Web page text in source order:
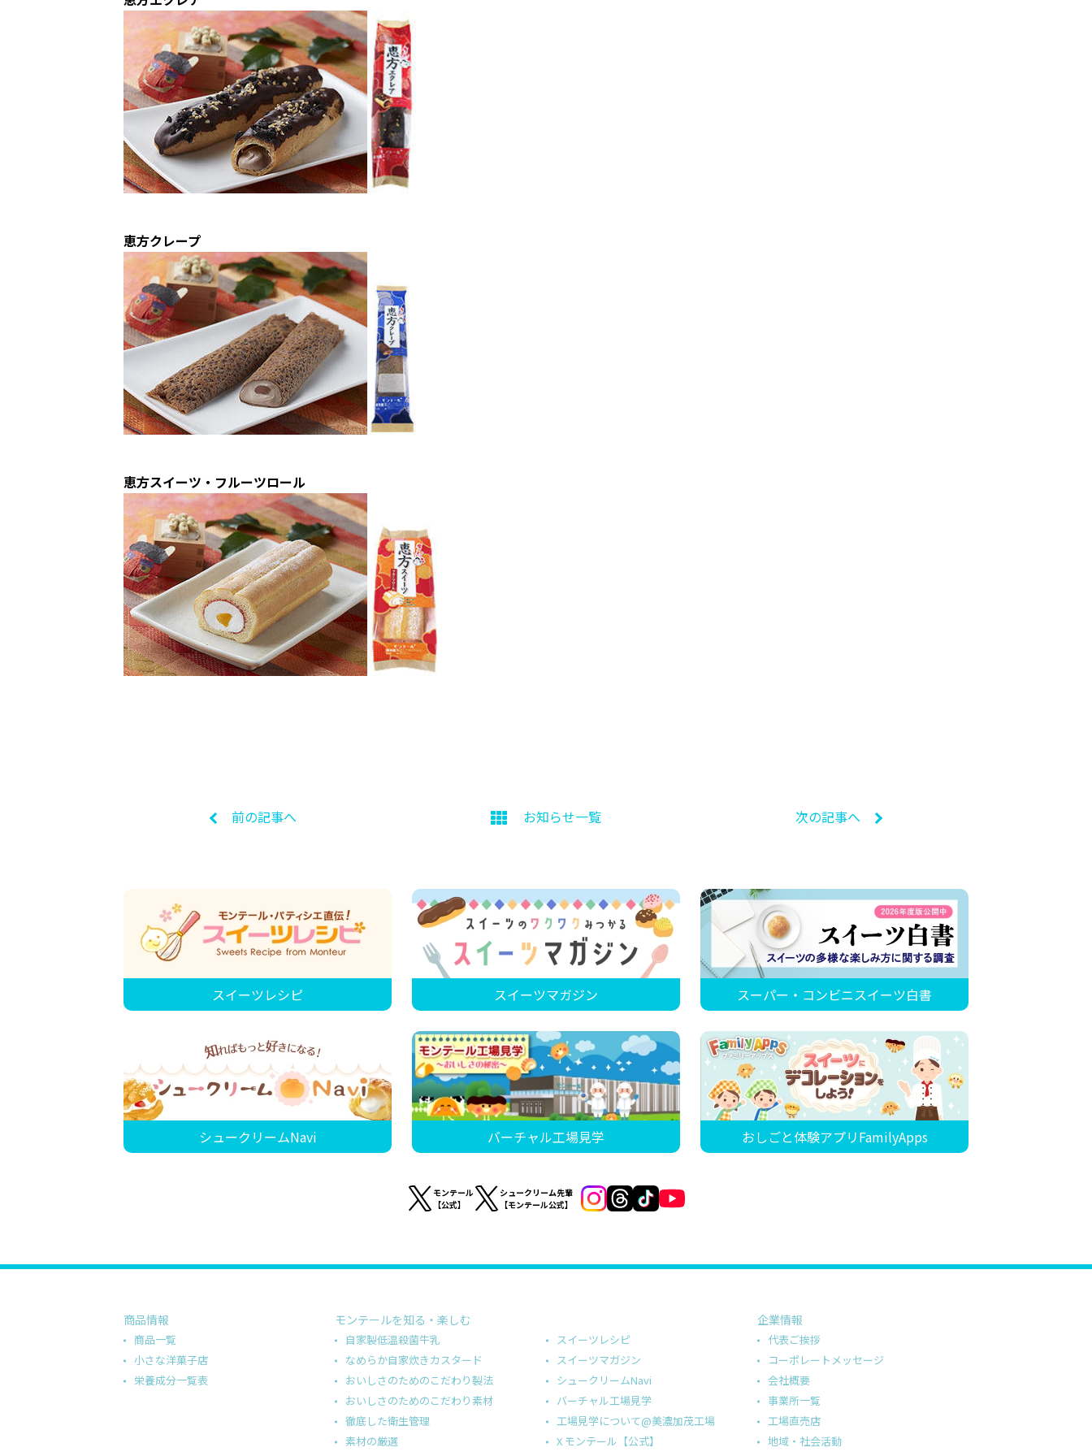
恵方クレープ
恵方スイーツ・フルーツロール
前の記事へ お知らせ一覧 次の記事へ
スイーツレシピ スイーツマガジン スーパー・コンビニスイーツ白書
シュークリームNavi バーチャル工場見学 おしごと体験アプリFamilyApps
モンテール
【公式】
シュークリーム先輩
【モンテール公式】
商品情報
商品一覧
小さな洋菓子店
栄養成分一覧表
モンテールを知る・楽しむ
自家製低温殺菌牛乳
なめらか自家炊きカスタード
おいしさのためのこだわり製法
おいしさのためのこだわり素材
徹底した衛生管理
素材の厳選
スイーツレシピ
スイーツマガジン
シュークリームNavi
バーチャル工場見学
工場見学について@美濃加茂工場
X モンテール【公式】
企業情報
代表ご挨拶
コーポレートメッセージ
会社概要
事業所一覧
工場直売店
地域・社会活動